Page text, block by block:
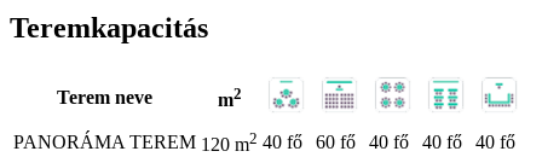
Teremkapacitás
Terem neve m2
PANORÁMA TEREM 120 m2 40 fő 60 fő 40 fő 40 fő 40 fő